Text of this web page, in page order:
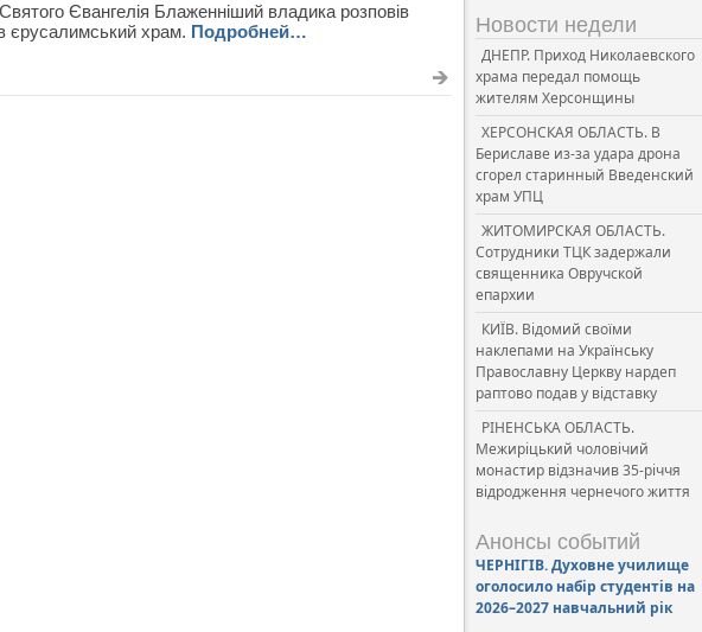
Євангелія Блаженніший владика розповів
єрусалимський храм. Подробней… Новости недели
ДНЕПР. Приход Николаевского
храма передал помощь
жителям Херсонщины
ХЕРСОНСКАЯ ОБЛАСТЬ. В
Бериславе из-за удара дрона
сгорел старинный Введенский
храм УПЦ
ЖИТОМИРСКАЯ ОБЛАСТЬ.
Сотрудники ТЦК задержали
священника Овручской
епархии
КИЇВ. Відомий своїми
наклепами на Українську
Православну Церкву нардеп
раптово подав у відставку
РІНЕНСЬКА ОБЛАСТЬ.
Межиріцький чоловічий
монастир відзначив 35-річчя
відродження чернечого життя
Анонсы событий
ЧЕРНІГІВ. Духовне училище
оголосило набір студентів на
2026–2027 навчальний рік